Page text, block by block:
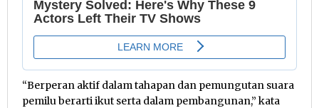
“Berperan aktif dalam tahapan dan pemungutan suara
pemilu berarti ikut serta dalam pembangunan,” kata